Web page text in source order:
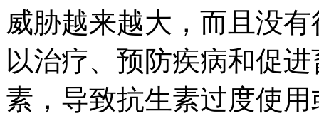
威胁越来越大，而且没
以治疗、预防疾病和促
素，导致抗生素过度使